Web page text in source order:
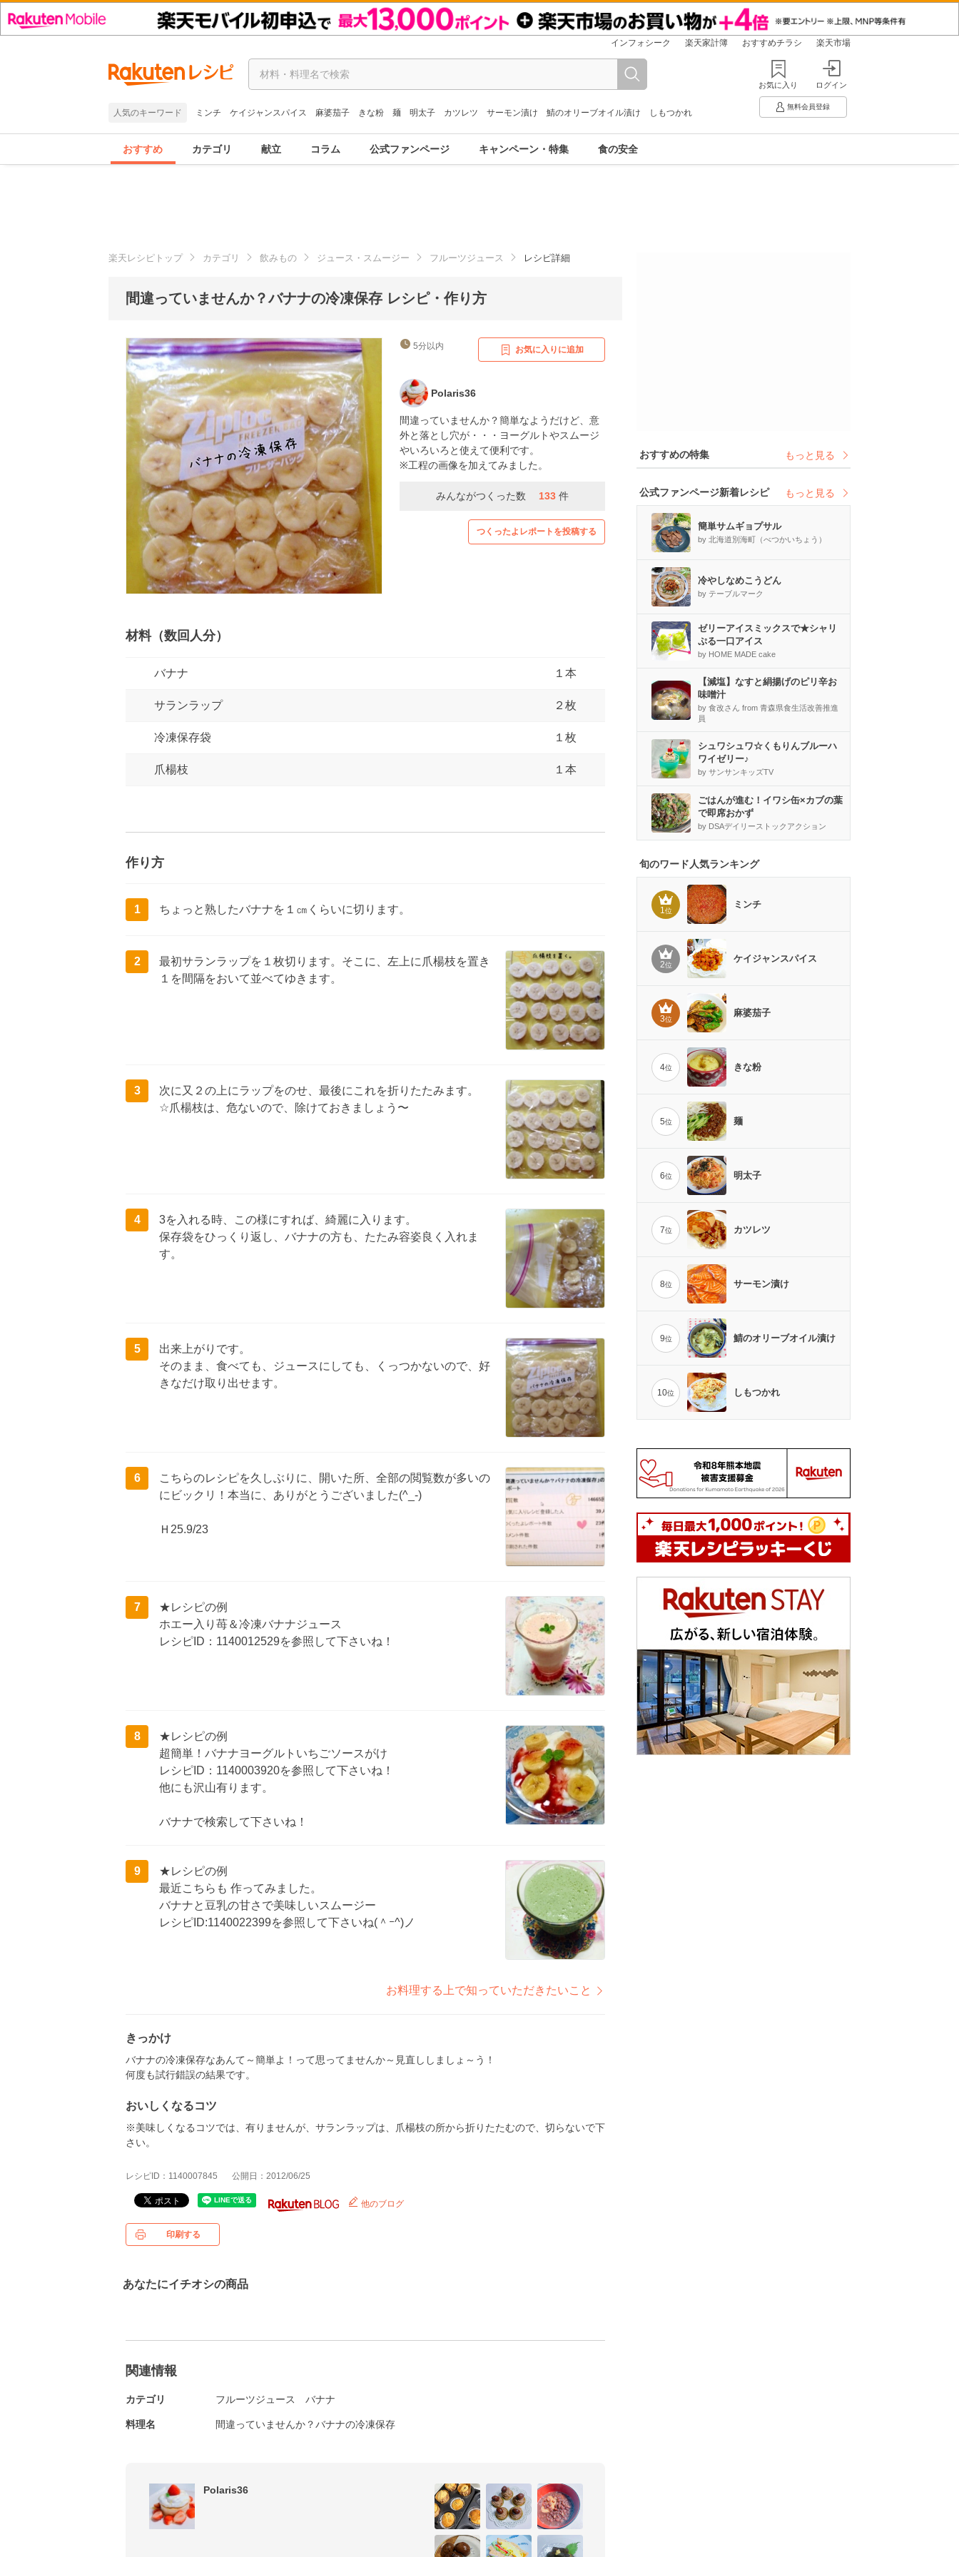
インフォシーク 楽天家計簿 おすすめチラシ 楽天市場
人気のキーワード ミンチ ケイジャンスパイス 麻婆茄子 きな粉 麺 明太子 カツレツ サーモン漬け 鯖のオリーブオイル漬け しもつかれ
お気に入り ログイン
無料会員登録
おすすめ カテゴリ 献立 コラム 公式ファンページ キャンペーン・特集 食の安全
楽天レシピトップ カテゴリ 飲みもの ジュース・スムージー フルーツジュース レシピ詳細
間違っていませんか？バナナの冷凍保存 レシピ・作り方
5分以内 お気に入りに追加
Polaris36
間違っていませんか？簡単なようだけど、意
外と落とし穴が・・・ヨーグルトやスムージ
やいろいろと使えて便利です。
※工程の画像を加えてみました。
みんながつくった数 133 件
つくったよレポートを投稿する
材料（数回人分）
バナナ １本
サランラップ ２枚
冷凍保存袋 １枚
爪楊枝 １本
作り方
1 ちょっと熟したバナナを１㎝くらいに切ります。
2
最初サランラップを１枚切ります。そこに、左上に爪楊枝を置き
１を間隔をおいて並べてゆきます。
3
次に又２の上にラップをのせ、最後にこれを折りたたみます。
☆爪楊枝は、危ないので、除けておきましょう〜
4
3を入れる時、この様にすれば、綺麗に入ります。
保存袋をひっくり返し、バナナの方も、たたみ容姿良く入れま
す。
5
出来上がりです。
そのまま、食べても、ジュースにしても、くっつかないので、好
きなだけ取り出せます。
6
こちらのレシピを久しぶりに、開いた所、全部の閲覧数が多いの
にビックリ！本当に、ありがとうございました(^_-)
Ｈ25.9/23
7
★レシピの例
ホエー入り苺＆冷凍バナナジュース
レシピID：1140012529を参照して下さいね！
8
★レシピの例
超簡単！バナナヨーグルトいちごソースがけ
レシピID：1140003920を参照して下さいね！
他にも沢山有ります。
バナナで検索して下さいね！
9
★レシピの例
最近こちらも 作ってみました。
バナナと豆乳の甘さで美味しいスムージー
レシピID:1140022399を参照して下さいね(＾ｰ^)ノ
お料理する上で知っていただきたいこと
きっかけ
バナナの冷凍保存なあんて～簡単よ！って思ってませんか～見直ししましょ～う！
何度も試行錯誤の結果です。
おいしくなるコツ
※美味しくなるコツでは、有りませんが、サランラップは、爪楊枝の所から折りたたむので、切らないで下
さい。
レシピID：1140007845 公開日：2012/06/25
他のブログ
印刷する
あなたにイチオシの商品
関連情報
カテゴリ フルーツジュース バナナ
料理名 間違っていませんか？バナナの冷凍保存
Polaris36
おすすめの特集 もっと見る
公式ファンページ新着レシピ もっと見る
簡単サムギョプサル
by 北海道別海町（べつかいちょう）
冷やしなめこうどん
by テーブルマーク
ゼリーアイスミックスで★シャリ
ぷる一口アイス
by HOME MADE cake
【減塩】なすと絹揚げのピリ辛お
味噌汁
by 食改さん from 青森県食生活改善推進
員
シュワシュワ☆くもりんブルーハ
ワイゼリー♪
by サンサンキッズTV
ごはんが進む！イワシ缶×カブの葉
で即席おかず
by DSAデイリーストックアクション
旬のワード人気ランキング
1位
ミンチ
2位
ケイジャンスパイス
3位
麻婆茄子
4位 きな粉
5位 麺
6位 明太子
7位 カツレツ
8位 サーモン漬け
9位 鯖のオリーブオイル漬け
10位 しもつかれ